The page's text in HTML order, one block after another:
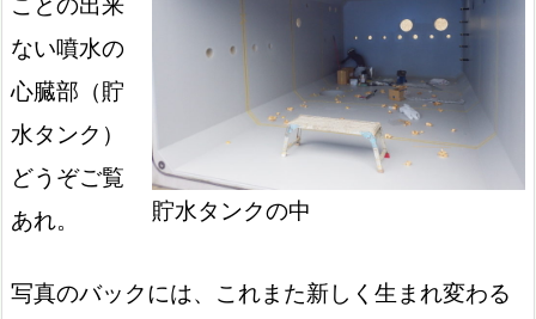
貯水タンクの中
ことの出来
ない噴水の
心臓部（貯
水タンク）
どうぞご覧
あれ。
写真のバックには、これまた新しく生まれ変わる